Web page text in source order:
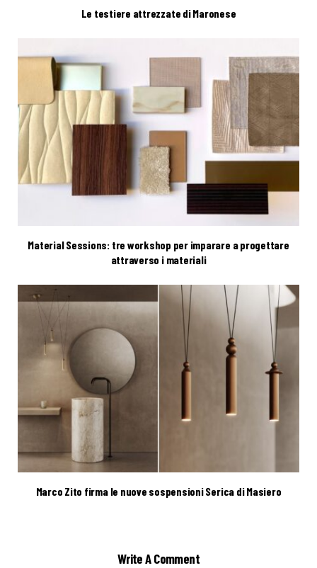
Le testiere attrezzate di Maronese
Material Sessions: tre workshop per imparare a progettare
attraverso i materiali
Marco Zito firma le nuove sospensioni Serica di Masiero
Write A Comment